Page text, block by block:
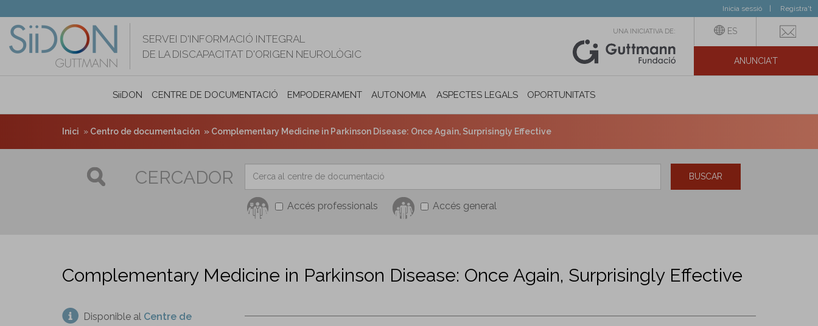
contingut
Inicia sessió Registra't
SERVEI D'INFORMACIÓ INTEGRAL
DE LA DISCAPACITAT D'ORIGEN NEUROLÒGIC
UNA INICIATIVA DE: ES
ANUNCIA'T
SiiDON CENTRE DE DOCUMENTACIÓ EMPODERAMENT AUTONOMIA PERSONAL I INCLUSIÓ SOCIAL
ASPECTES LEGALS OPORTUNITATS
Inici Centro de documentación Complementary Medicine in Parkinson Disease: Once Again, Surprisingly Effective
CERCADOR
Accés professionals Accés general
BUSCAR
Complementary Medicine in Parkinson Disease: Once Again, Surprisingly Effective
Disponible al Centre de